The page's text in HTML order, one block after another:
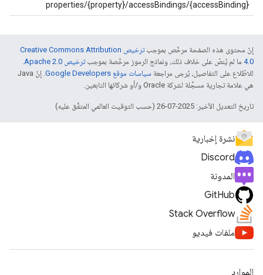
properties/{property}/accessBindings/{accessBinding}
إنّ محتوى هذه الصفحة مرخّص بموجب
ترخيص Creative Commons Attribution
4.0‏ ما لم يُنصّ على خلاف ذلك، ونماذج الرموز مرخّصة بموجبترخيص Apache 2.0‏
.
للاطّلاع على التفاصيل، يُرجى مراجعة سياسات موقع Google Developers‏
. إنّ Java
هي علامة تجارية مسجَّلة لشركة Oracle و/أو شركائها التابعين.
تاريخ التعديل الأخير: 2025-07-26 (حسب التوقيت العالمي المتفَّق عليه)
نشرة إخبارية
Discord
المدونة
GitHub
Stack Overflow
ملفات فيديو
الموارد